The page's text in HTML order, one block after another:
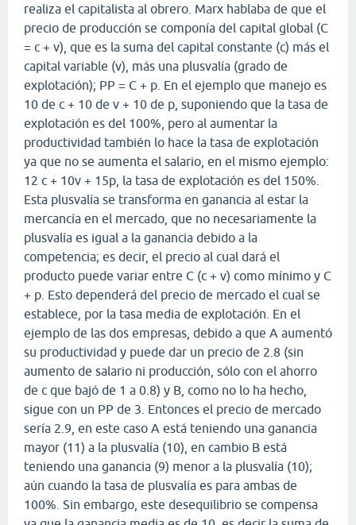
realiza el capitalista al obrero. Marx hablaba de que el
precio de producción se componía del capital global (C
= c + v), que es la suma del capital constante (c) más el
capital variable (v), más una plusvalía (grado de
explotación); PP = C + p. En el ejemplo que manejo es
10 de c + 10 de v + 10 de p, suponiendo que la tasa de
explotación es del 100%, pero al aumentar la
productividad también lo hace la tasa de explotación
ya que no se aumenta el salario, en el mismo ejemplo:
12 c + 10v + 15p, la tasa de explotación es del 150%.
Esta plusvalía se transforma en ganancia al estar la
mercancía en el mercado, que no necesariamente la
plusvalía es igual a la ganancia debido a la
competencia; es decir, el precio al cual dará el
producto puede variar entre C (c + v) como mínimo y C
+ p. Esto dependerá del precio de mercado el cual se
establece, por la tasa media de explotación. En el
ejemplo de las dos empresas, debido a que A aumentó
su productividad y puede dar un precio de 2.8 (sin
aumento de salario ni producción, sólo con el ahorro
de c que bajó de 1 a 0.8) y B, como no lo ha hecho,
sigue con un PP de 3. Entonces el precio de mercado
sería 2.9, en este caso A está teniendo una ganancia
mayor (11) a la plusvalía (10), en cambio B está
teniendo una ganancia (9) menor a la plusvalía (10);
aún cuando la tasa de plusvalía es para ambas de
100%. Sin embargo, este desequilibrio se compensa